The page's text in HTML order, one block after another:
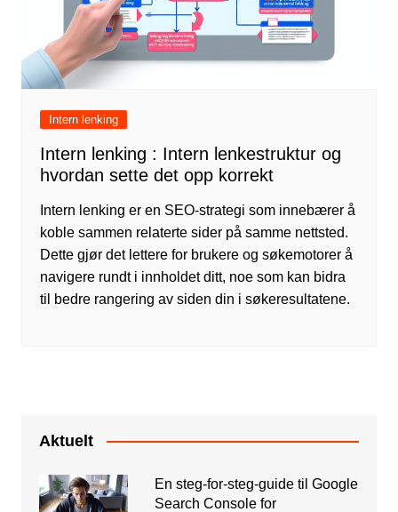
Intern lenking
Intern lenking : Intern lenkestruktur og
hvordan sette det opp korrekt
Intern lenking er en SEO-strategi som innebærer å
koble sammen relaterte sider på samme nettsted.
Dette gjør det lettere for brukere og søkemotorer å
navigere rundt i innholdet ditt, noe som kan bidra
til bedre rangering av siden din i søkeresultatene.
Aktuelt
En steg-for-steg-guide til Google
Search Console for